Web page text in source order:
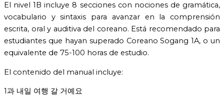
El nivel 1B incluye 8 secciones con nociones de gramática,
vocabulario y sintaxis para avanzar en la comprensión
escrita, oral y auditiva del coreano. Está recomendado para
estudiantes que hayan superado Coreano Sogang 1A, o un
equivalente de 75-100 horas de estudio.
El contenido del manual incluye:
1과 내일 여행 갈 거예요